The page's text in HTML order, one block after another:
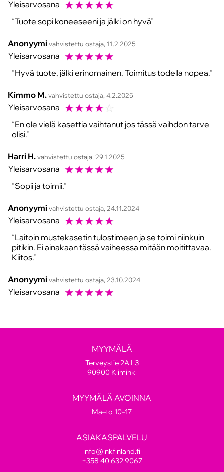
Yleisarvosana ☆☆☆☆☆
Tuote sopi koneeseeni ja jälki on hyvä
Anonyymivahvistettu ostaja, 11.2.2025
Yleisarvosana ☆☆☆☆☆
Hyvä tuote, jälki erinomainen. Toimitus todella nopea.
Kimmo M.vahvistettu ostaja, 4.2.2025
Yleisarvosana ☆☆☆☆☆
En ole vielä kasettia vaihtanut jos tässä vaihdon tarve
olisi.
Harri H.vahvistettu ostaja, 29.1.2025
Yleisarvosana ☆☆☆☆☆
Sopii ja toimii.
Anonyymivahvistettu ostaja, 24.11.2024
Yleisarvosana ☆☆☆☆☆
Laitoin mustekasetin tulostimeen ja se toimi niinkuin
pitikin. Ei ainakaan tässä vaiheessa mitään moitittavaa.
Kiitos.
Anonyymivahvistettu ostaja, 23.10.2024
Yleisarvosana ☆☆☆☆☆
MYYMÄLÄ
Terveystie 2A L3
90900 Kiiminki
MYYMÄLÄ AVOINNA
Ma–to 10–17
ASIAKASPALVELU
info@inkfinland.fi
+358 40 632 9067